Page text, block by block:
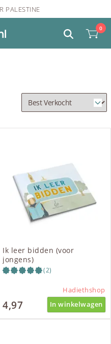
PALESTINE
0
Ik leer bidden (voor
jongens)
(2)
Hadiethshop
4,97 In winkelwagen